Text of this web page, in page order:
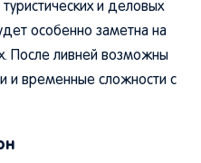
и деловых
особенно заметна на
После ливней возможны
и временные сложности с